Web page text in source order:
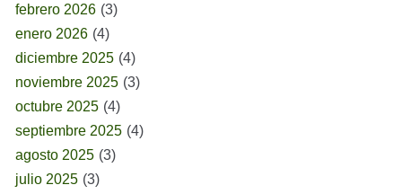
febrero 2026 (3)
enero 2026 (4)
diciembre 2025 (4)
noviembre 2025 (3)
octubre 2025 (4)
septiembre 2025 (4)
agosto 2025 (3)
julio 2025 (3)